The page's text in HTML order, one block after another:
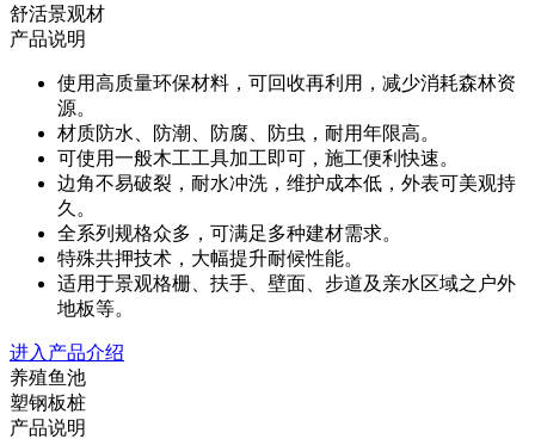
舒活景观材
产品说明
使用高质量环保材料，可回收再利用，减少消耗森林资
源。
材质防水、防潮、防腐、防虫，耐用年限高。
可使用一般木工工具加工即可，施工便利快速。
边角不易破裂，耐水冲洗，维护成本低，外表可美观持
久。
全系列规格众多，可满足多种建材需求。
特殊共押技术，大幅提升耐候性能。
适用于景观格栅、扶手、壁面、步道及亲水区域之户外
地板等。
进入产品介绍
养殖鱼池
塑钢板桩
产品说明